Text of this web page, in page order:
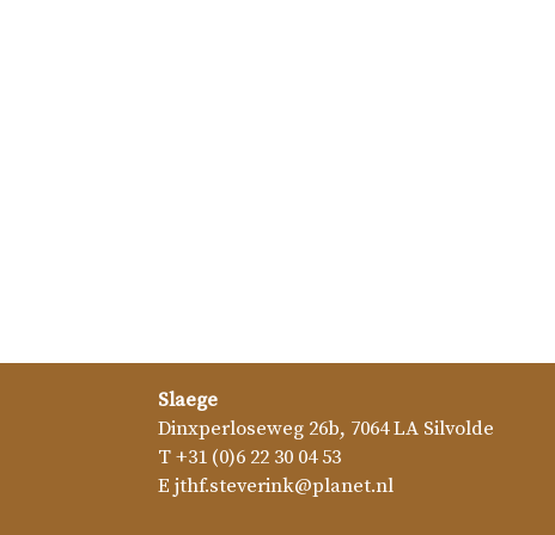
Slaege
Dinxperloseweg 26b, 7064 LA Silvolde
T+31 (0)6 22 30 04 53
E jthf.steverink@planet.nl